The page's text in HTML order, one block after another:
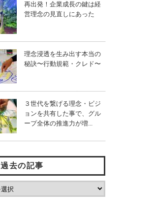
再出発！企業成長の鍵は経
営理念の見直しにあった
理念浸透を生み出す本当の
秘訣〜行動規範・クレド〜
３世代を繋げる理念・ビジ
ョンを共有した事で、グル
ープ全体の推進力が増...
過去の記事